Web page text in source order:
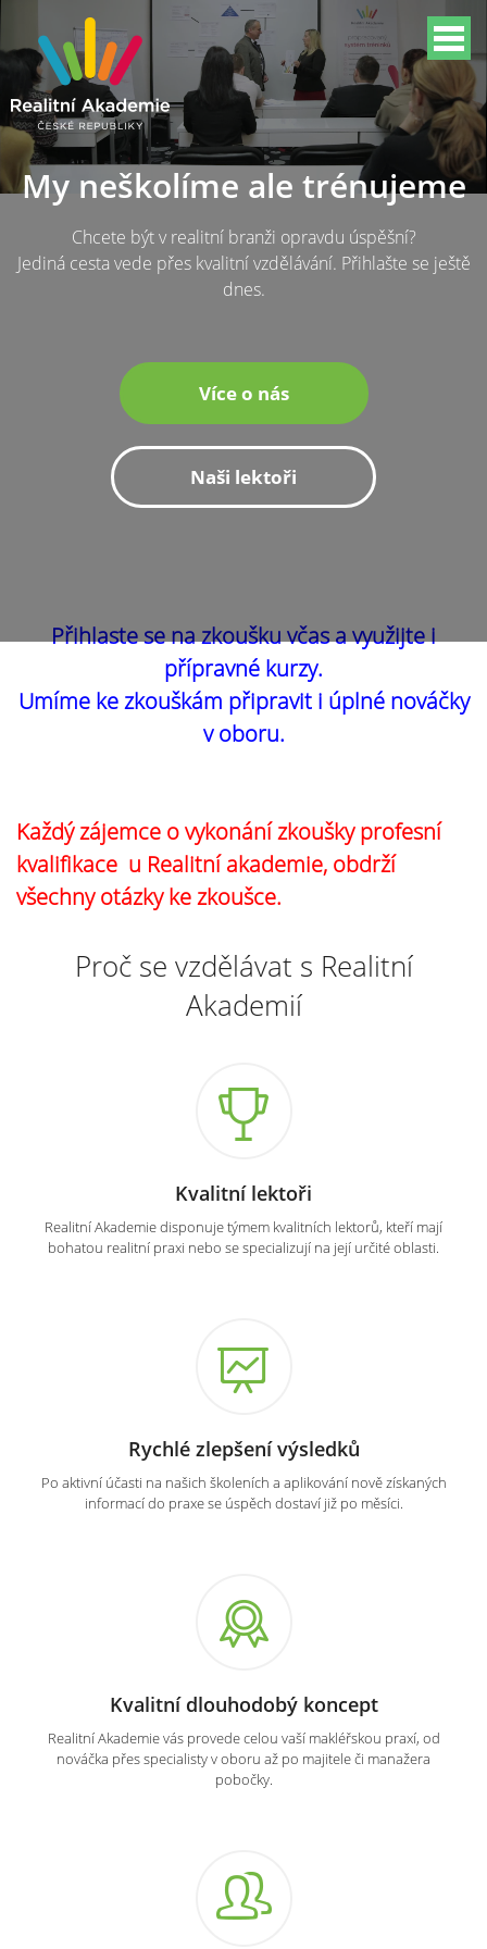
My neškolíme ale trénujeme
Chcete být v realitní branži opravdu úspěšní?
Jediná cesta vede přes kvalitní vzdělávání. Přihlašte se ještě
dnes.
Více o nás
Naši lektoři
Přihlaste se na zkoušku včas a využijte i
přípravné kurzy.
Umíme ke zkouškám připravit i úplné nováčky
v oboru.
Každý zájemce o vykonání zkoušky profesní
kvalifikace u Realitní akademie, obdrží
všechny otázky ke zkoušce.
Proč se vzdělávat s Realitní
Akademií
Kvalitní lektoři
Realitní Akademie disponuje týmem kvalitních lektorů, kteří mají
bohatou realitní praxi nebo se specializují na její určité oblasti.
Rychlé zlepšení výsledků
Po aktivní účasti na našich školeních a aplikování nově získaných
informací do praxe se úspěch dostaví již po měsíci.
Kvalitní dlouhodobý koncept
Realitní Akademie vás provede celou vaší makléřskou praxí, od
nováčka přes specialisty v oboru až po majitele či manažera
pobočky.